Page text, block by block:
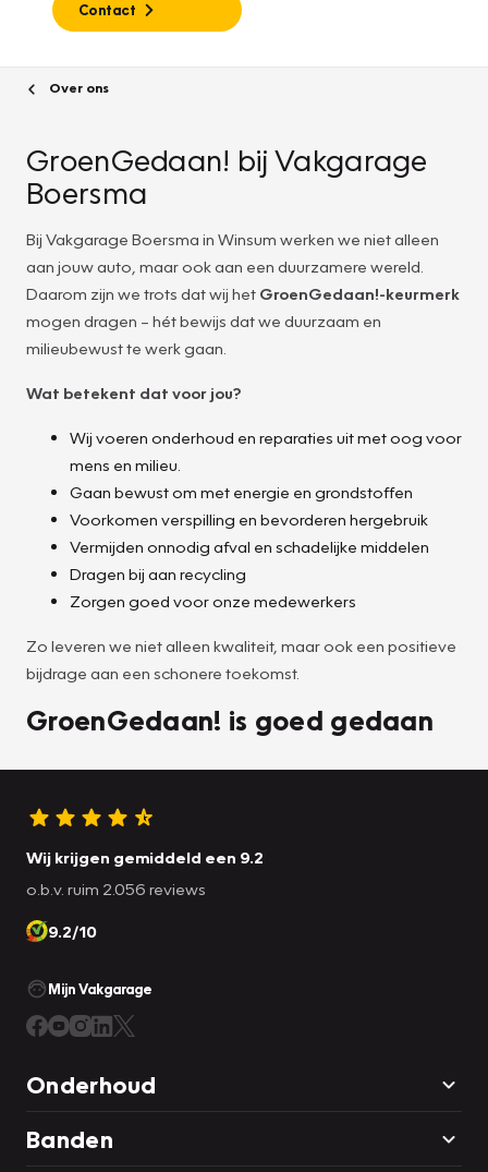
Contact
Over ons
GroenGedaan! bij Vakgarage
Boersma
Bij Vakgarage Boersma in Winsum werken we niet alleen
aan jouw auto, maar ook aan een duurzamere wereld.
Daarom zijn we trots dat wij het GroenGedaan!-keurmerk
mogen dragen – hét bewijs dat we duurzaam en
milieubewust te werk gaan.
Wat betekent dat voor jou?
Wij voeren onderhoud en reparaties uit met oog voor
mens en milieu.
Gaan bewust om met energie en grondstoffen
Voorkomen verspilling en bevorderen hergebruik
Vermijden onnodig afval en schadelijke middelen
Dragen bij aan recycling
Zorgen goed voor onze medewerkers
Zo leveren we niet alleen kwaliteit, maar ook een positieve
bijdrage aan een schonere toekomst.
GroenGedaan! is goed gedaan
Wij krijgen gemiddeld een 9.2
o.b.v. ruim 2.056 reviews
9.2/10
Mijn Vakgarage
Onderhoud
Banden